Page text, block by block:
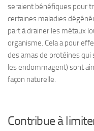
seraient bénéfiques pour
certaines maladies
part à drainer les métaux
organisme. Cela a pour
des amas de protéines
les endommagent) sont
façon naturelle.
Contribue à